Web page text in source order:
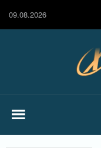
09.08.2026